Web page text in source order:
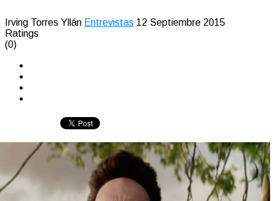
Irving Torres Yllán Entrevistas 12 Septiembre 2015
Ratings
(0)